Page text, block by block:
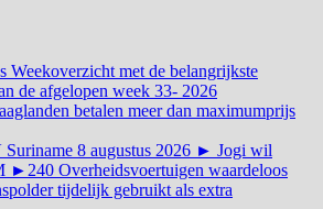
Weekoverzicht met de belangrijkste
de afgelopen week 33- 2026
betalen meer dan maximumprijs
8 augustus 2026 ► Jogi wil
►240 Overheidsvoertuigen waardeloos
tijdelijk gebruikt als extra